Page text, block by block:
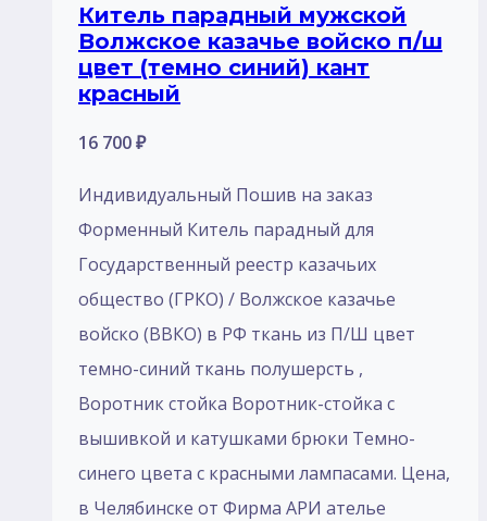
Китель парадный мужской
Волжское казачье войско п/ш
цвет (темно синий) кант
красный
16 700₽
Индивидуальный Пошив на заказ
Форменный Китель парадный для
Государственный реестр казачьих
общество (ГРКО) / Волжское казачье
войско (ВВКО) в РФ ткань из П/Ш цвет
темно-синий ткань полушерсть ,
Воротник стойка Воротник-стойка с
вышивкой и катушками брюки Темно-
синего цвета с красными лампасами. Цена,
в Челябинске от Фирма АРИ ателье